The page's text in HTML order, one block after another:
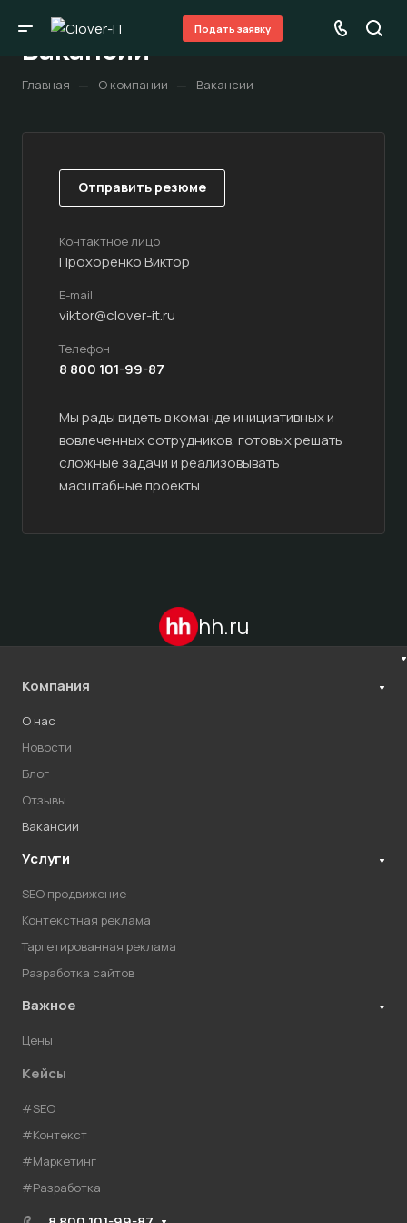
Подать заявку
Вакансии
Главная — О компании — Вакансии
Отправить резюме
Контактное лицо
Прохоренко Виктор
E-mail
viktor@clover-it.ru
Телефон
8 800 101-99-87
Мы рады видеть в команде инициативных и
вовлеченных сотрудников, готовых решать
сложные задачи и реализовывать
масштабные проекты
hh.ru
Компания
О нас
Новости
Блог
Отзывы
Вакансии
Услуги
SEO продвижение
Контекстная реклама
Таргетированная реклама
Разработка сайтов
Важное
Цены
Кейсы
#SEO
#Контекст
#Маркетинг
#Разработка